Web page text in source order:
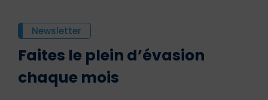
Newsletter
Faites le plein d’évasion
chaque mois